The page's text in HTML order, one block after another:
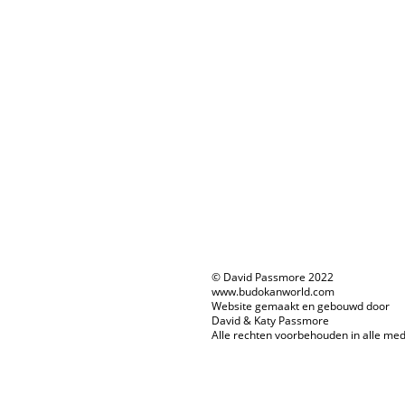
© David Passmore 2022
www.budokanworld.com
Website gemaakt en gebouwd door
David & Katy Passmore
Alle rechten voorbehouden in alle